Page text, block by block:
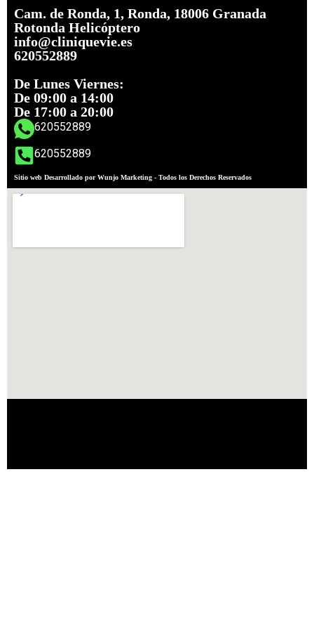
Cam. de Ronda, 1, Ronda, 18006 Granada
Rotonda Helicóptero
info@cliniquevie.es
620552889
De Lunes Viernes:
De 09:00 a 14:00
De 17:00 a 20:00
620552889
620552889
Sitio web Desarrollado por Wunjo Marketing - Todos los Derechos Reservados